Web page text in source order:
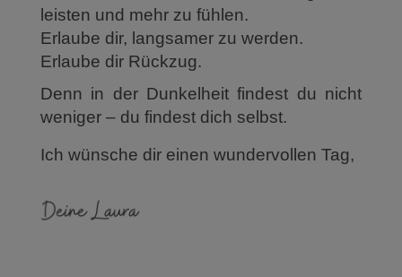
leisten und mehr zu fühlen.
Erlaube dir, langsamer zu werden.
Erlaube dir Rückzug.
Denn in der Dunkelheit findest du nicht
weniger – du findest dich selbst.
Ich wünsche dir einen wundervollen Tag,